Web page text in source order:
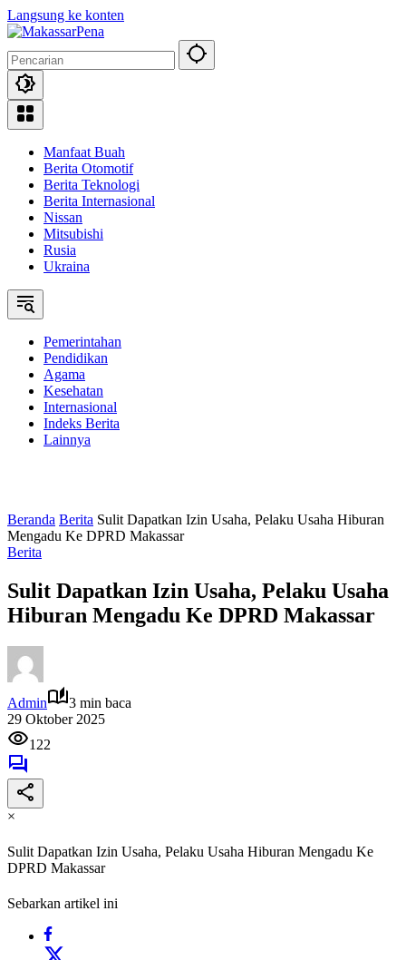
Langsung ke konten
Manfaat Buah
Berita Otomotif
Berita Teknologi
Berita Internasional
Nissan
Mitsubishi
Rusia
Ukraina
Pemerintahan
Pendidikan
Agama
Kesehatan
Internasional
Indeks Berita
Lainnya
Beranda Berita Sulit Dapatkan Izin Usaha, Pelaku Usaha Hiburan
Mengadu Ke DPRD Makassar
Berita
Sulit Dapatkan Izin Usaha, Pelaku Usaha
Hiburan Mengadu Ke DPRD Makassar
Admin
3 min baca
29 Oktober 2025
122
×
Sulit Dapatkan Izin Usaha, Pelaku Usaha Hiburan Mengadu Ke
DPRD Makassar
Sebarkan artikel ini